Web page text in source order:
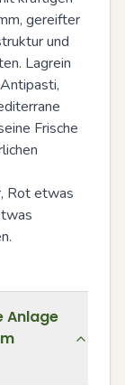
gereifter
und
Lagrein
Frische
Rot etwas
Anlage